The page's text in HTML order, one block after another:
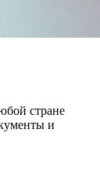
стране
и